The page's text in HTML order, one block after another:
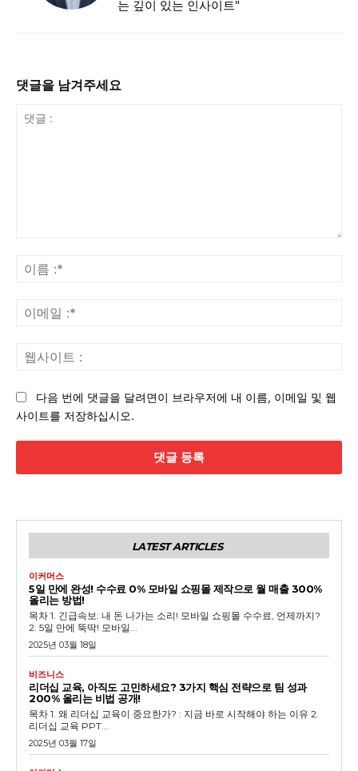
는 깊이 있는 인사이트"
댓글을 남겨주세요
글
다음 번에 댓글을 달려면이 브라우저에 내 이름, 이메일 및 웹
사이트를 저장하십시오.
LATEST ARTICLES
이커머스
5일 만에 완성! 수수료 0% 모바일 쇼핑몰 제작으로 월 매출 300%
올리는 방법!
목차 1. 긴급속보: 내 돈 나가는 소리! 모바일 쇼핑몰 수수료, 언제까지?
2. 5일 만에 뚝딱! 모바일...
2025년 03월 18일
비즈니스
리더십 교육, 아직도 고민하세요? 3가지 핵심 전략으로 팀 성과
200% 올리는 비법 공개!
목차 1. 왜 리더십 교육이 중요한가? : 지금 바로 시작해야 하는 이유 2.
리더십 교육 PPT...
2025년 03월 17일